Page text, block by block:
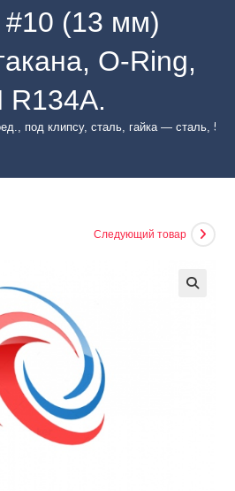
(13 мм)
O-Ring,
R134A.
под клипсу, сталь, гайка — сталь, 5/
Следующий товар